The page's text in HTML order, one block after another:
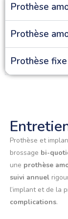
Prothèse
Prothèse
Prothèse fixe
Prothèse et
brossage bi-
une prothèse
suivi annuel
l’implant et de la
complications.